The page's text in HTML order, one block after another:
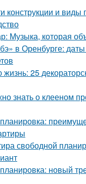
конструкции и виды
Музыка, которая
в Оренбурге:
жизнь: 25
знать о клееном
свободной
новый